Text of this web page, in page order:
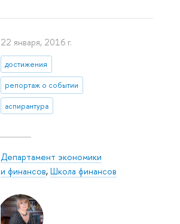
22 января, 2016 г.
достижения
репортаж о событии
аспирантура
Департамент экономики
и финансов,Школа финансов